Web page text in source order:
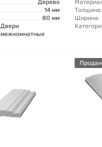
Дерево
14 мм
80 мм
Двери
межкомнатные
Толщина:
Ширина: